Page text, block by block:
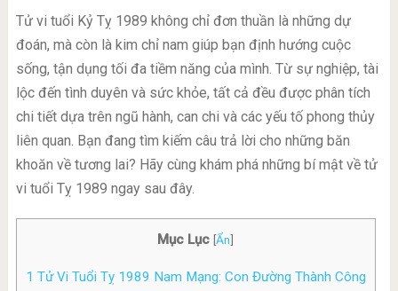
Tử vi tuổi Kỷ Tỵ 1989 không chỉ đơn thuần là những dự
đoán, mà còn là kim chỉ nam giúp bạn định hướng cuộc
sống, tận dụng tối đa tiềm năng của mình. Từ sự nghiệp, tài
lộc đến tình duyên và sức khỏe, tất cả đều được phân tích
chi tiết dựa trên ngũ hành, can chi và các yếu tố phong thủy
liên quan. Bạn đang tìm kiếm câu trả lời cho những băn
khoăn về tương lai? Hãy cùng khám phá những bí mật về tử
vi tuổi Tỵ 1989 ngay sau đây.
Mục Lục [Ẩn]
1 Tử Vi Tuổi Tỵ 1989 Nam Mạng: Con Đường Thành Công